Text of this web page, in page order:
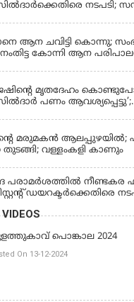
നടപടി; സസ്പെൻഡ്
ആന ചവിട്ടി കൊന്നു;
കോന്നി ആന
മൃതദേഹം
പണം ആവശ്യപ്പെട്ടു’;
മരുമകന്‍
തുടങ്ങി; വള്ളംകളി കാണും
പരാമര്‍ശത്തില്‍ നീണ്ടകര
ഡയറക്ടര്‍ക്കെതിരെ
പൊങ്കാല 2024
On 13-12-2024